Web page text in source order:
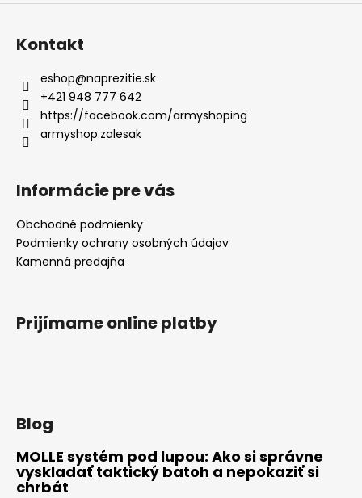
Kontakt
eshop@naprezitie.sk
+421 948 777 642
https://facebook.com/armyshoping
armyshop.zalesak
Informácie pre vás
Obchodné podmienky
Podmienky ochrany osobných údajov
Kamenná predajňa
Prijímame online platby
Blog
MOLLE systém pod lupou: Ako si správne
vyskladať taktický batoh a nepokaziť si
chrbát